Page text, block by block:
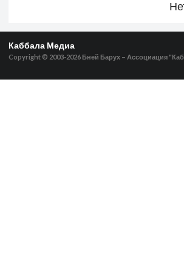
Каббала Медиа
Copyright © 2003-2026 Бней Барух – Ассоциация